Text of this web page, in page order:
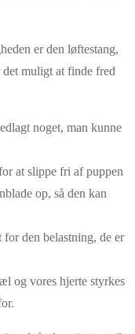
er den løftestang,
det muligt at finde fred
noget, man kunne
at slippe fri af puppen
op, så den kan
den belastning, de er
og vores hjerte styrkes